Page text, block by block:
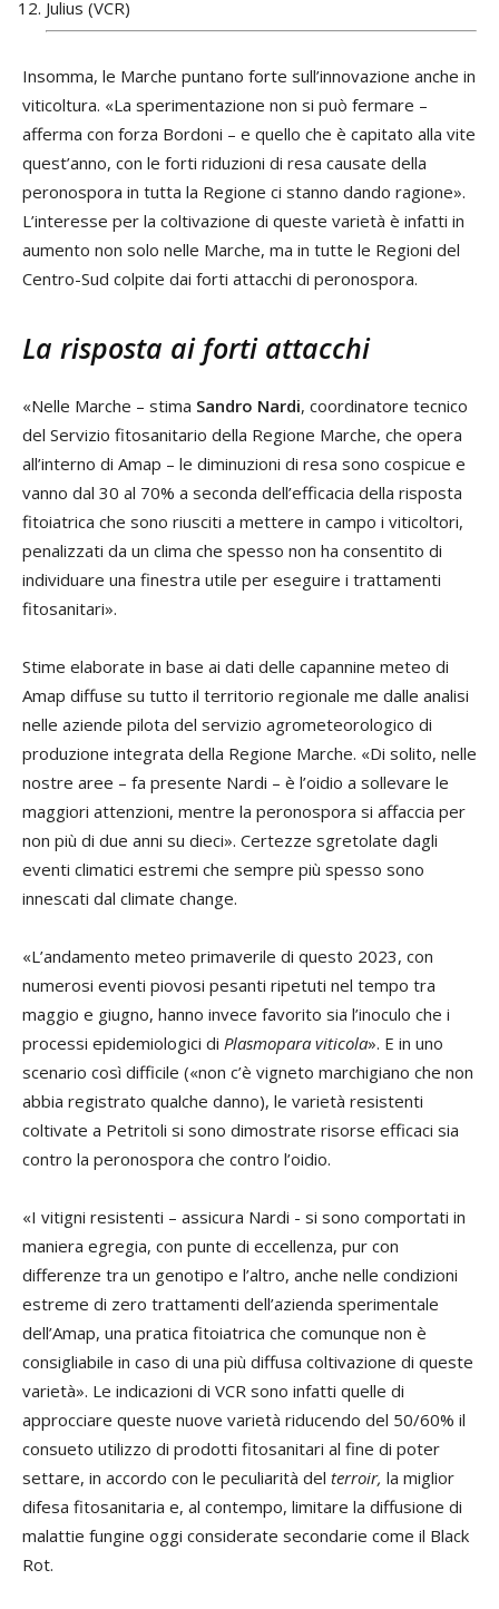
Julius (VCR)
Insomma, le Marche puntano forte sull’innovazione anche in
viticoltura. «La sperimentazione non si può fermare –
afferma con forza Bordoni – e quello che è capitato alla vite
quest’anno, con le forti riduzioni di resa causate della
peronospora in tutta la Regione ci stanno dando ragione».
L’interesse per la coltivazione di queste varietà è infatti in
aumento non solo nelle Marche, ma in tutte le Regioni del
Centro-Sud colpite dai forti attacchi di peronospora.
La risposta ai forti attacchi
«Nelle Marche – stima Sandro Nardi, coordinatore tecnico
del Servizio fitosanitario della Regione Marche, che opera
all’interno di Amap – le diminuzioni di resa sono cospicue e
vanno dal 30 al 70% a seconda dell’efficacia della risposta
fitoiatrica che sono riusciti a mettere in campo i viticoltori,
penalizzati da un clima che spesso non ha consentito di
individuare una finestra utile per eseguire i trattamenti
fitosanitari».
Stime elaborate in base ai dati delle capannine meteo di
Amap diffuse su tutto il territorio regionale me dalle analisi
nelle aziende pilota del servizio agrometeorologico di
produzione integrata della Regione Marche. «Di solito, nelle
nostre aree – fa presente Nardi – è l’oidio a sollevare le
maggiori attenzioni, mentre la peronospora si affaccia per
non più di due anni su dieci». Certezze sgretolate dagli
eventi climatici estremi che sempre più spesso sono
innescati dal climate change.
«L’andamento meteo primaverile di questo 2023, con
numerosi eventi piovosi pesanti ripetuti nel tempo tra
maggio e giugno, hanno invece favorito sia l’inoculo che i
processi epidemiologici di Plasmopara viticola». E in uno
scenario così difficile («non c’è vigneto marchigiano che non
abbia registrato qualche danno), le varietà resistenti
coltivate a Petritoli si sono dimostrate risorse efficaci sia
contro la peronospora che contro l’oidio.
«I vitigni resistenti – assicura Nardi - si sono comportati in
maniera egregia, con punte di eccellenza, pur con
differenze tra un genotipo e l’altro, anche nelle condizioni
estreme di zero trattamenti dell’azienda sperimentale
dell’Amap, una pratica fitoiatrica che comunque non è
consigliabile in caso di una più diffusa coltivazione di queste
varietà». Le indicazioni di VCR sono infatti quelle di
approcciare queste nuove varietà riducendo del 50/60% il
consueto utilizzo di prodotti fitosanitari al fine di poter
settare, in accordo con le peculiarità del terroir, la miglior
difesa fitosanitaria e, al contempo, limitare la diffusione di
malattie fungine oggi considerate secondarie come il Black
Rot.